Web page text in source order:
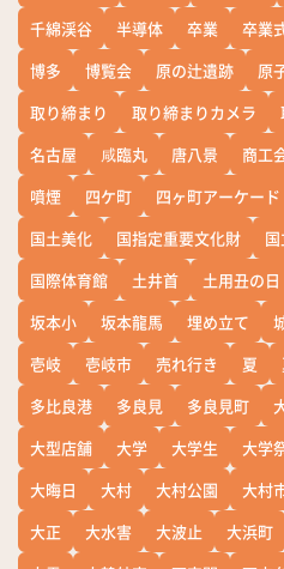
千綿渓谷
半導体 卒業 卒業
博多
博覧会 原の辻遺跡 原
取り締まり
取り締まりカメラ
名古屋
咸臨丸 唐八景 商工
噴煙
四ケ町 四ヶ町アーケード
国土美化
国指定重要文化財
国際体育館
土井首 土用丑の日
坂本小
坂本龍馬 埋め立て
壱岐
壱岐市 売れ行き 夏
多比良港
多良見 多良見町
大型店舗
大学 大学生 大学
大晦日
大村 大村公園 大村
大正
大水害 大波止 大浜町